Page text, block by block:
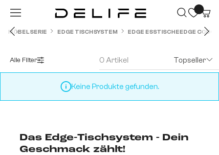
Zum Hauptinhalt springen
MÖBELSERIE EDGE TISCHSYSTEM EDGE ESSTISCHEEDGE
Alle Filter 0 Artikel Topseller
Keine Produkte gefunden.
Das Edge-Tischsystem - Dein
Geschmack zählt!